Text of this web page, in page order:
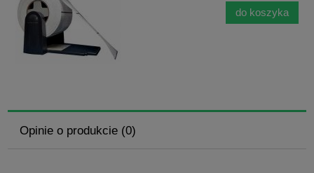
do koszyka
Opinie o produkcie (0)